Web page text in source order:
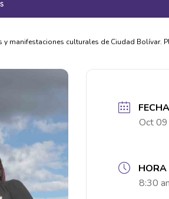
manifestaciones culturales de Ciudad Bolívar.
FECHA
Oct
HORA
8:30